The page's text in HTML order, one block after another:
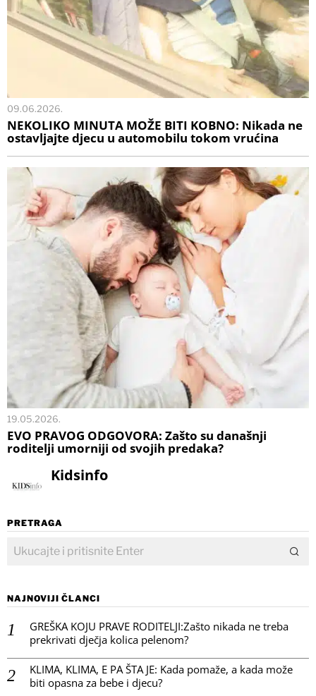
09.06.2026.
NEKOLIKO MINUTA MOŽE BITI KOBNO: Nikada ne
ostavljajte djecu u automobilu tokom vrućina
19.05.2026.
EVO PRAVOG ODGOVORA: Zašto su današnji
roditelji umorniji od svojih predaka?
Kidsinfo
PRETRAGA
NAJNOVIJI ČLANCI
GREŠKA KOJU PRAVE RODITELJI:Zašto nikada ne treba
prekrivati dječja kolica pelenom?
KLIMA, KLIMA, E PA ŠTA JE: Kada pomaže, a kada može
biti opasna za bebe i djecu?